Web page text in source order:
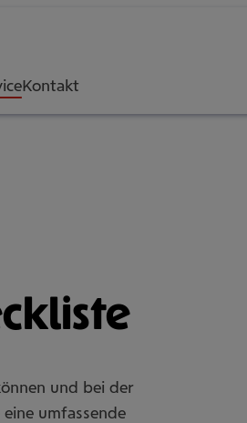
Kontakt
und bei der
umfassende